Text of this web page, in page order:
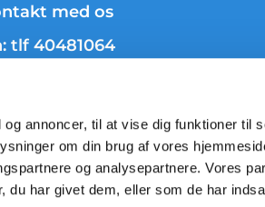
annoncer, til at vise dig funktioner til
om din brug af vores
og analysepartnere. Vores
du har givet dem, eller som de har
med os
tlf 40481064